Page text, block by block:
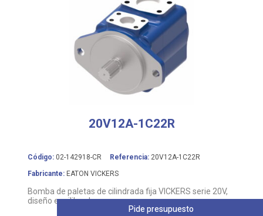
20V12A-1C22R
Código: 02-142918-CR Referencia: 20V12A-1C22R
Fabricante: EATON VICKERS
Bomba de paletas de cilindrada fija VICKERS serie 20V,
diseño equilibrado
Pide presupuesto